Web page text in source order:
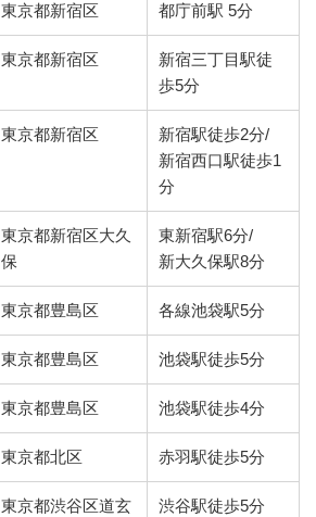
東京都新宿区 都庁前駅 5分
東京都新宿区
新宿三丁目駅徒
歩5分
東京都新宿区
新宿駅徒歩2分/
新宿西口駅徒歩1
分
東京都新宿区大久
保
東新宿駅6分/
新大久保駅8分
東京都豊島区 各線池袋駅5分
東京都豊島区 池袋駅徒歩5分
東京都豊島区 池袋駅徒歩4分
東京都北区 赤羽駅徒歩5分
東京都渋谷区道玄
渋谷駅徒歩5分